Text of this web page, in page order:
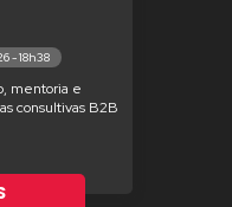
- 18h38
mentoria e
consultivas B2B